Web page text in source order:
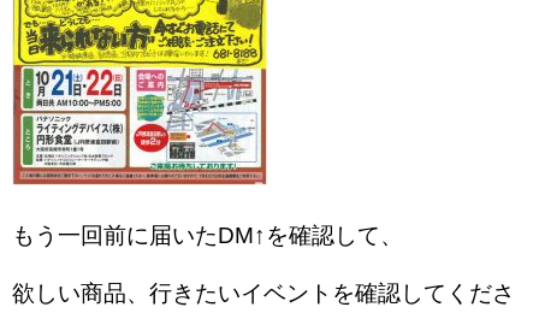
もう一回前に届いたDM↑を確認して、
欲しい商品、行きたいイベントを確認してくださ